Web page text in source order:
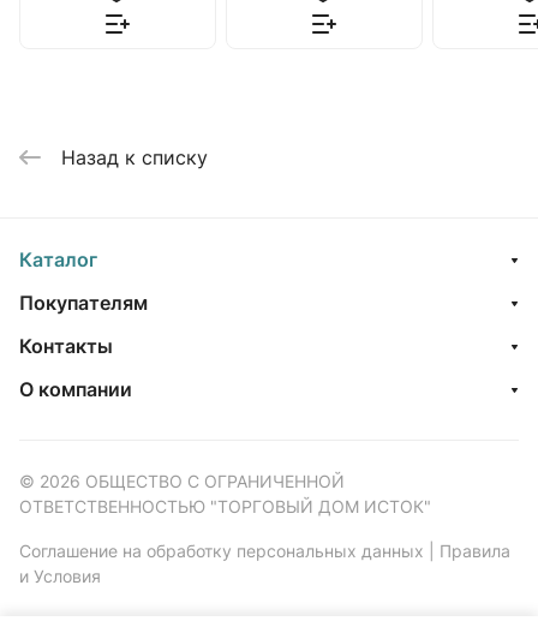
Назад к списку
Каталог
Покупателям
Контакты
О компании
© 2026 ОБЩЕСТВО С ОГРАНИЧЕННОЙ
ОТВЕТСТВЕННОСТЬЮ "ТОРГОВЫЙ ДОМ ИСТОК"
Соглашение на обработку персональных данных
Правила
и Условия